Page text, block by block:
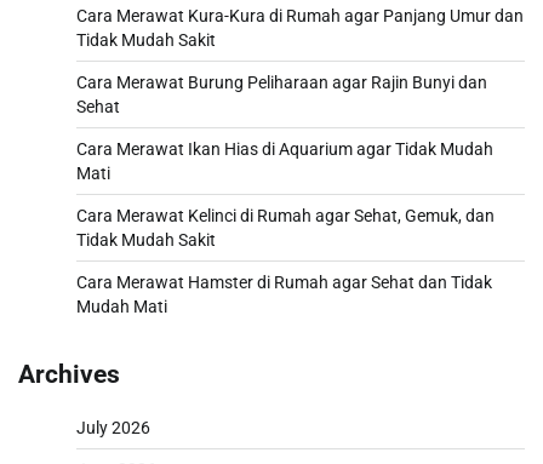
Cara Merawat Kura-Kura di Rumah agar Panjang Umur dan
Tidak Mudah Sakit
Cara Merawat Burung Peliharaan agar Rajin Bunyi dan
Sehat
Cara Merawat Ikan Hias di Aquarium agar Tidak Mudah
Mati
Cara Merawat Kelinci di Rumah agar Sehat, Gemuk, dan
Tidak Mudah Sakit
Cara Merawat Hamster di Rumah agar Sehat dan Tidak
Mudah Mati
Archives
July 2026